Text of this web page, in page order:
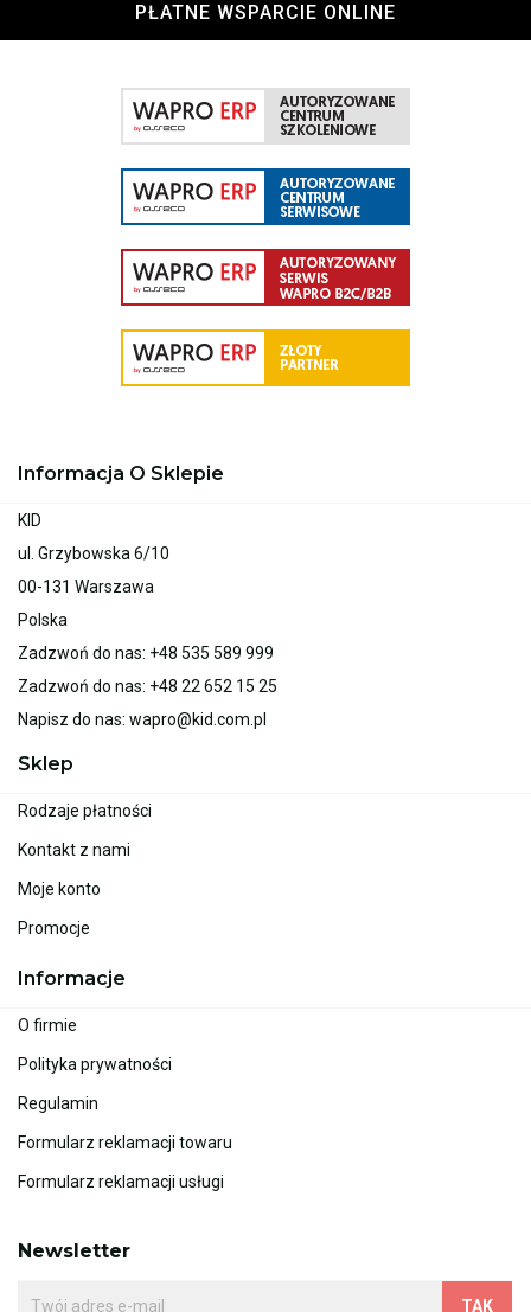
PŁATNE WSPARCIE ONLINE
Informacja O Sklepie
KID
ul. Grzybowska 6/10
00-131 Warszawa
Polska
Zadzwoń do nas: +48 535 589 999
Zadzwoń do nas: +48 22 652 15 25
Napisz do nas: wapro@kid.com.pl
Sklep
Rodzaje płatności
Kontakt z nami
Moje konto
Promocje
Informacje
O firmie
Polityka prywatności
Regulamin
Formularz reklamacji towaru
Formularz reklamacji usługi
Newsletter